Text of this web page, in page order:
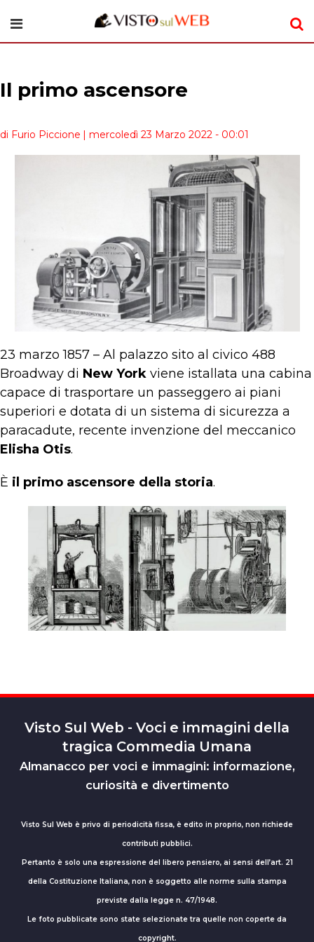
Il primo ascensore
di Furio Piccione | mercoledì 23 Marzo 2022 - 00:01
23 marzo 1857 – Al palazzo sito al civico 488
Broadway di New York viene istallata una cabina
capace di trasportare un passeggero ai piani
superiori e dotata di un sistema di sicurezza a
paracadute, recente invenzione del meccanico
Elisha Otis.
È il primo ascensore della storia.
Visto Sul Web - Voci e immagini della
tragica Commedia Umana
Almanacco per voci e immagini: informazione,
curiosità e divertimento
Visto Sul Web è privo di periodicità fissa, è edito in proprio, non richiede
contributi pubblici.
Pertanto è solo una espressione del libero pensiero, ai sensi dell’art. 21
della Costituzione Italiana, non è soggetto alle norme sulla stampa
previste dalla legge n. 47/1948.
Le foto pubblicate sono state selezionate tra quelle non coperte da
copyright.